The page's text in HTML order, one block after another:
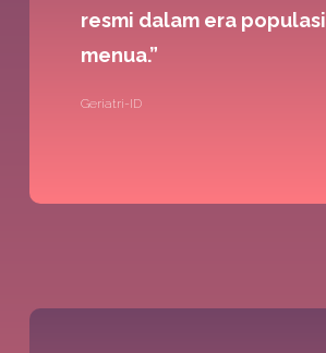
resmi dalam era populasi
menua.”
Geriatri-ID